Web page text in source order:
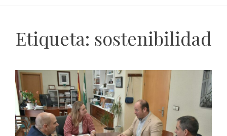
Etiqueta: sostenibilidad